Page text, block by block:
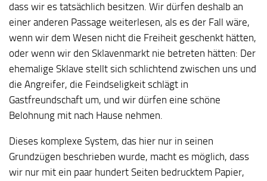
dass wir es tatsächlich besitzen. Wir dürfen deshalb an
einer anderen Passage weiterlesen, als es der Fall wäre,
wenn wir dem Wesen nicht die Freiheit geschenkt hätten,
oder wenn wir den Sklavenmarkt nie betreten hätten: Der
ehemalige Sklave stellt sich schlichtend zwischen uns und
die Angreifer, die Feindseligkeit schlägt in
Gastfreundschaft um, und wir dürfen eine schöne
Belohnung mit nach Hause nehmen.
Dieses komplexe System, das hier nur in seinen
Grundzügen beschrieben wurde, macht es möglich, dass
wir nur mit ein paar hundert Seiten bedrucktem Papier,